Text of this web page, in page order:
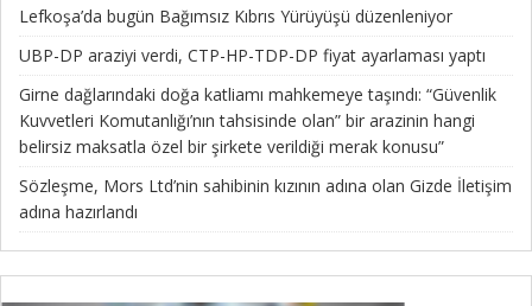
Lefkoşa’da bugün Bağımsız Kıbrıs Yürüyüşü düzenleniyor
UBP-DP araziyi verdi, CTP-HP-TDP-DP fiyat ayarlaması yaptı
Girne dağlarındaki doğa katliamı mahkemeye taşındı: “Güvenlik
Kuvvetleri Komutanlığı’nın tahsisinde olan” bir arazinin hangi
belirsiz maksatla özel bir şirkete verildiği merak konusu”
Sözleşme, Mors Ltd’nin sahibinin kızının adına olan Gizde İletişim
adına hazırlandı